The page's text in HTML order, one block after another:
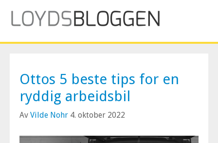
Ottos 5 beste tips for en
ryddig arbeidsbil
Av Vilde Nohr 4. oktober 2022